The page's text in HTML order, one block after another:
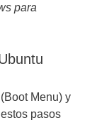
para
Menu) y
pasos